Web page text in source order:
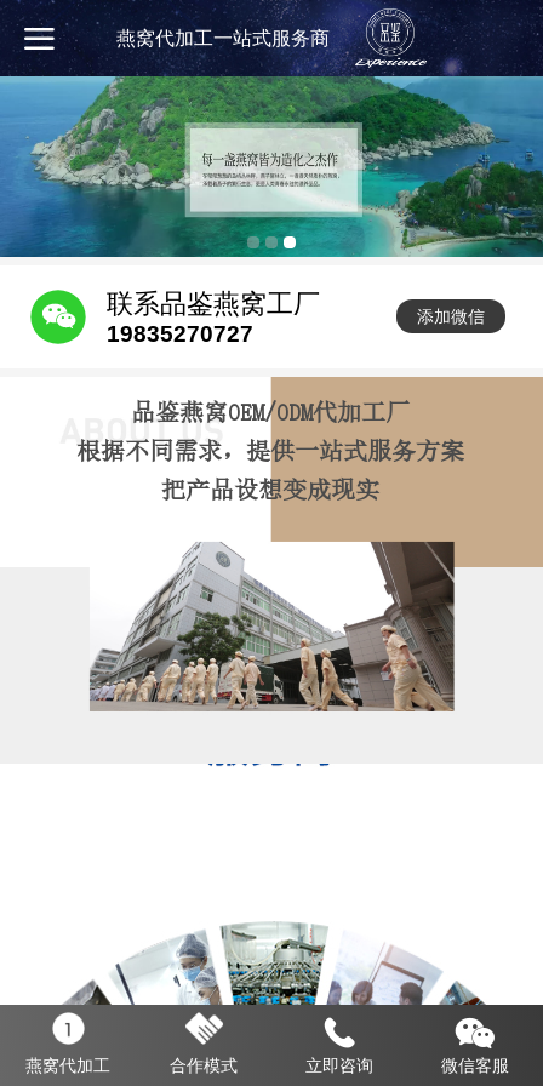
燕窝代加工一站式服务商
联系品鉴燕窝工厂
19835270727
添加微信
品鉴燕窝OEM/ODM代加工厂
根据不同需求，提供一站式服务方案
把产品设想变成现实
燕窝代加工 合作模式 立即咨询 微信客服